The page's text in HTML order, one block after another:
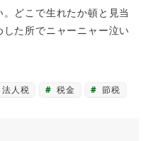
どこで生れたか頓と見当
た所でニャーニャー泣い
法人税 税金 節税